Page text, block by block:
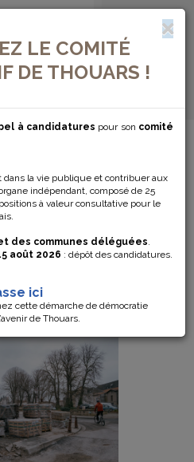
LE COMITÉ
DE THOUARS !
à candidatures pour son comité
dans la vie publique et contribuer aux
indépendant, composé de 25
à valeur consultative pour le
des communes déléguées.
août 2026 : dépôt des candidatures.
ici
cette démarche de démocratie
de Thouars.
NAVIGATION...
PORTE
: UNE
DU 20